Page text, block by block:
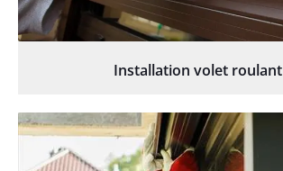
Installation volet roulant